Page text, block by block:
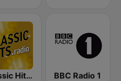
Classic Hits Radio - USA BBC Radio 1